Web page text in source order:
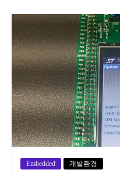
Embedded 개발환경